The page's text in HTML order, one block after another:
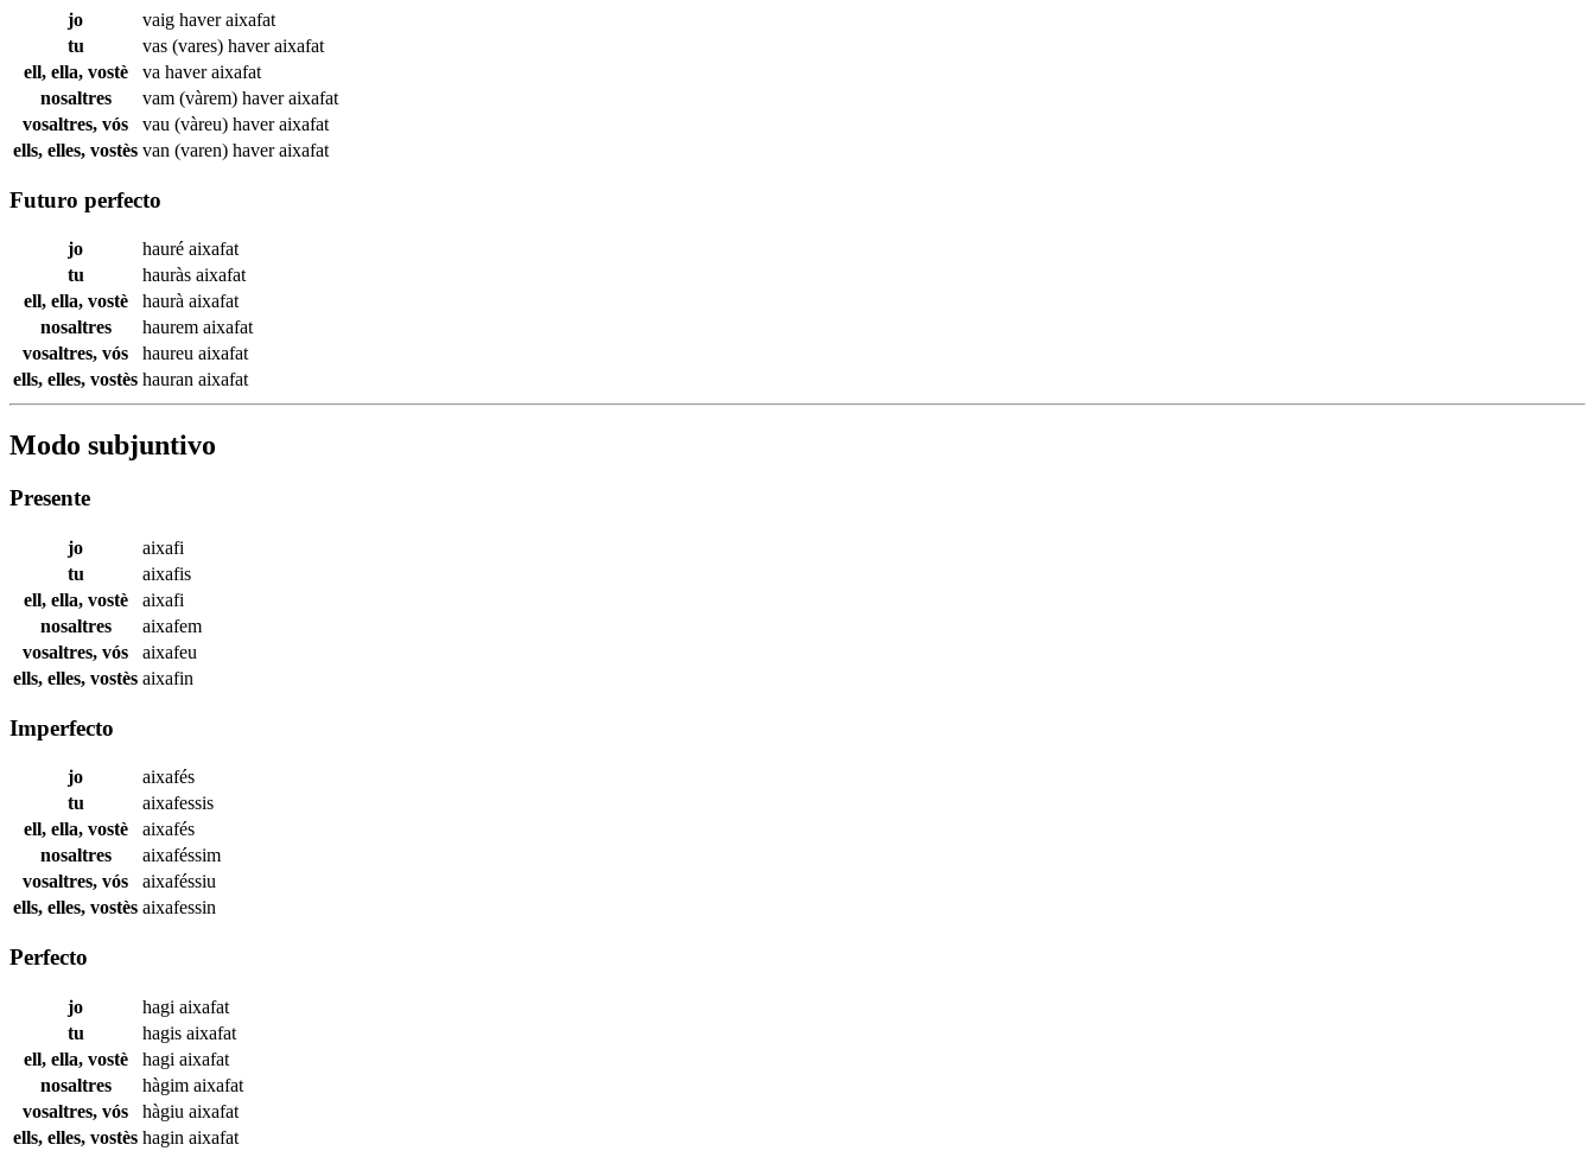
jo vaig haveraixafat
tu
vas (vares) haveraixafat
ell, ella, vostè
va haveraixafat
nosaltres
vam (vàrem) haveraixafat
vosaltres, vós
vau (vàreu) haveraixafat
ells, elles, vostès van (varen) haveraixafat
Futuro perfecto
jo hauré aixafat
tu
hauràs aixafat
ell, ella, vostè
haurà aixafat
nosaltres
haurem aixafat
vosaltres, vós
haureu aixafat
ells, elles, vostès hauran aixafat
Modo subjuntivo
Presente
jo
aixafi
tu
aixafis
ell, ella, vostè
aixafi
nosaltres
aixafem
vosaltres, vós
aixafeu
ells, elles, vostès aixafin
Imperfecto
jo
aixafés
tu
aixafessis
ell, ella, vostè
aixafés
nosaltres
aixaféssim
vosaltres, vós
aixaféssiu
ells, elles, vostès aixafessin
Perfecto
jo hagi aixafat
tu
hagis aixafat
ell, ella, vostè
hagi aixafat
nosaltres
hàgim aixafat
vosaltres, vós
hàgiu aixafat
ells, elles, vostès hagin aixafat